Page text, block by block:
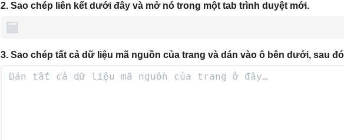
2. Sao chép liên kết dưới đây và mở nó trong một tab trình duyệt mới.
3. Sao chép tất cả dữ liệu mã nguồn của trang và dán vào ô bên dưới, sau